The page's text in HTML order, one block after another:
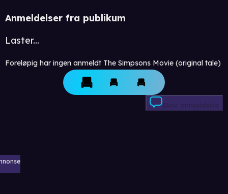
Anmeldelser fra publikum
Laster...
Foreløpig har ingen anmeldt The Simpsons Movie (original tale)
Skriv anmeldelse